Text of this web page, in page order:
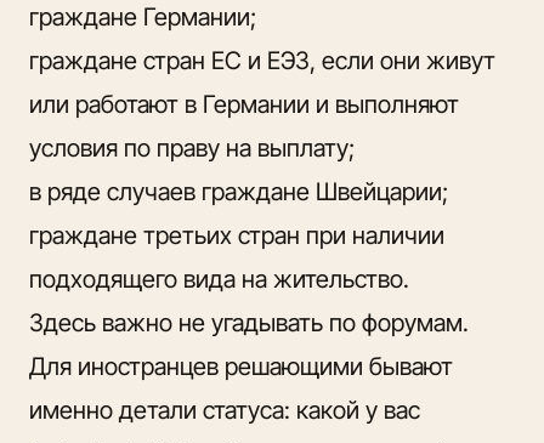
граждане Германии;
граждане стран ЕС и ЕЭЗ, если они живут
или работают в Германии и выполняют
условия по праву на выплату;
в ряде случаев граждане Швейцарии;
граждане третьих стран при наличии
подходящего вида на жительство.
Здесь важно не угадывать по форумам.
Для иностранцев решающими бывают
именно детали статуса: какой у вас